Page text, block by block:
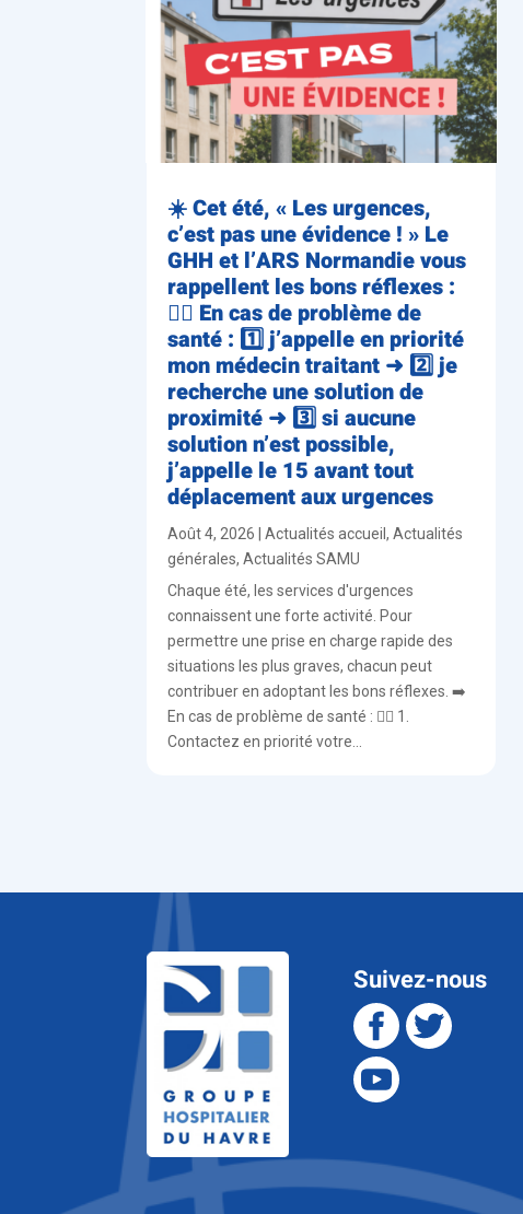
☀️ Cet été, « Les urgences,
c’est pas une évidence ! » Le
GHH et l’ARS Normandie vous
rappellent les bons réflexes :
👨‍⚕️ En cas de problème de
santé : 1️⃣ j’appelle en priorité
mon médecin traitant ➜ 2️⃣ je
recherche une solution de
proximité ➜ 3️⃣ si aucune
solution n’est possible,
j’appelle le 15 avant tout
déplacement aux urgences
Août 4, 2026 |Actualités accueil,Actualités
générales,Actualités SAMU
Chaque été, les services d'urgences
connaissent une forte activité. Pour
permettre une prise en charge rapide des
situations les plus graves, chacun peut
contribuer en adoptant les bons réflexes. ➡️
En cas de problème de santé : 👨‍⚕️ 1.
Contactez en priorité votre...
Suivez-nous